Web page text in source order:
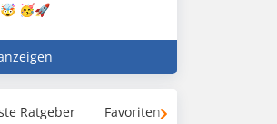
🥳🚀
Ratgeber Favoriten